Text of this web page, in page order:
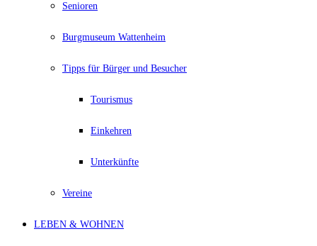
Senioren
Burgmuseum Wattenheim
Tipps für Bürger und Besucher
Tourismus
Einkehren
Unterkünfte
Vereine
LEBEN & WOHNEN